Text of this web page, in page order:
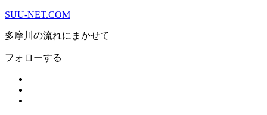
SUU-NET.COM
多摩川の流れにまかせて
フォローする